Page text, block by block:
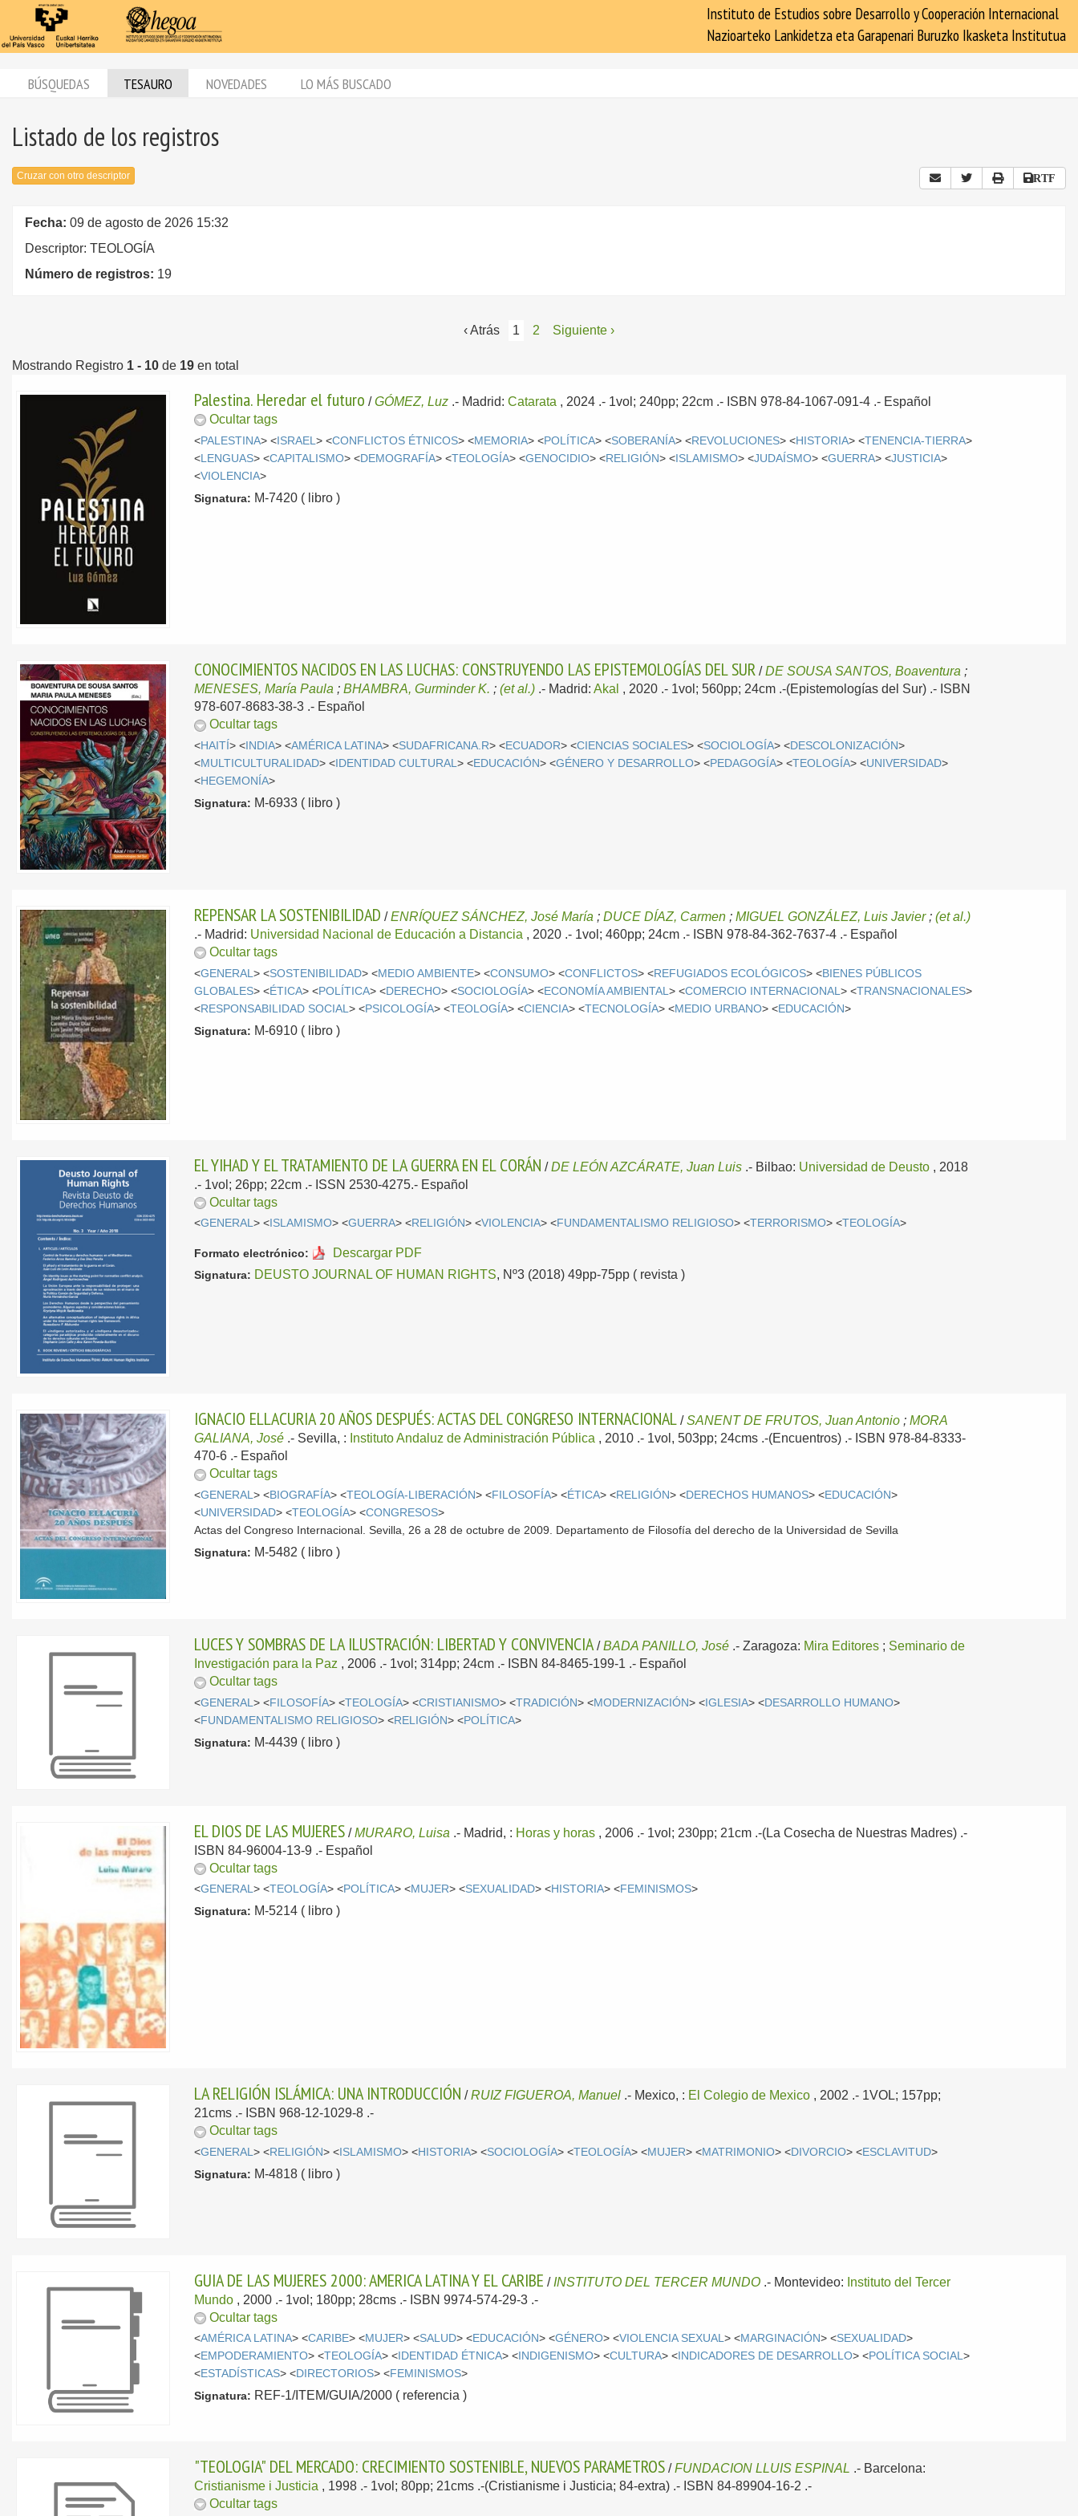
Instituto de Estudios sobre Desarrollo y Cooperación Internacional
Nazioarteko Lankidetza eta Garapenari Buruzko Ikasketa Institutua
BÚSQUEDAS TESAURO NOVEDADES LO MÁS BUSCADO
Listado de los registros
Cruzar con otro descriptor RTF
Fecha: 09 de agosto de 2026 15:32
Descriptor: TEOLOGÍA
Número de registros: 19
‹ Atrás 1 2 Siguiente ›
Mostrando Registro 1 - 10 de 19 en total
Palestina. Heredar el futuro /GÓMEZ, Luz .- Madrid:Catarata , 2024 .- 1vol; 240pp; 22cm .- ISBN 978-84-1067-091-4 .- Español
Ocultar tags
<PALESTINA> <ISRAEL> <CONFLICTOS ÉTNICOS> <MEMORIA> <POLÍTICA> <SOBERANÍA> <REVOLUCIONES> <HISTORIA> <TENENCIA-TIERRA>
<LENGUAS> <CAPITALISMO> <DEMOGRAFÍA> <TEOLOGÍA> <GENOCIDIO> <RELIGIÓN> <ISLAMISMO> <JUDAÍSMO> <GUERRA> <JUSTICIA>
<VIOLENCIA>
Signatura: M-7420 ( libro )
CONOCIMIENTOS NACIDOS EN LAS LUCHAS: CONSTRUYENDO LAS EPISTEMOLOGÍAS DEL SUR /DE SOUSA SANTOS, Boaventura ;
MENESES, María Paula ;BHAMBRA, Gurminder K. ;(et al.) .- Madrid:Akal , 2020 .- 1vol; 560pp; 24cm .-(Epistemologías del Sur) .- ISBN
978-607-8683-38-3 .- Español
Ocultar tags
<HAITÍ> < INDIA> <AMÉRICA LATINA> <SUDAFRICANA.R> <ECUADOR> <CIENCIAS SOCIALES> <SOCIOLOGÍA> <DESCOLONIZACIÓN>
<MULTICULTURALIDAD> < IDENTIDAD CULTURAL> <EDUCACIÓN> <GÉNERO Y DESARROLLO> <PEDAGOGÍA> <TEOLOGÍA> <UNIVERSIDAD>
<HEGEMONÍA>
Signatura: M-6933 ( libro )
REPENSAR LA SOSTENIBILIDAD /ENRÍQUEZ SÁNCHEZ, José María ;DUCE DÍAZ, Carmen ;MIGUEL GONZÁLEZ, Luis Javier;(et al.)
.- Madrid: Universidad Nacional de Educación a Distancia , 2020 .- 1vol; 460pp; 24cm .- ISBN 978-84-362-7637-4 .- Español
Ocultar tags
<GENERAL> <SOSTENIBILIDAD> <MEDIO AMBIENTE> <CONSUMO> <CONFLICTOS> <REFUGIADOS ECOLÓGICOS> <BIENES PÚBLICOS
GLOBALES> <ÉTICA> <POLÍTICA> <DERECHO> <SOCIOLOGÍA> <ECONOMÍA AMBIENTAL> <COMERCIO INTERNACIONAL> <TRANSNACIONALES>
<RESPONSABILIDAD SOCIAL> <PSICOLOGÍA> <TEOLOGÍA> <CIENCIA> <TECNOLOGÍA> <MEDIO URBANO> <EDUCACIÓN>
Signatura: M-6910 ( libro )
EL YIHAD Y EL TRATAMIENTO DE LA GUERRA EN EL CORÁN /DE LEÓN AZCÁRATE, Juan Luis .- Bilbao: Universidad de Deusto , 2018
.- 1vol; 26pp; 22cm .- ISSN 2530-4275.- Español
Ocultar tags
<GENERAL> < ISLAMISMO> <GUERRA> <RELIGIÓN> <VIOLENCIA> <FUNDAMENTALISMO RELIGIOSO> <TERRORISMO> <TEOLOGÍA>
Formato electrónico: Descargar PDF
Signatura: DEUSTO JOURNAL OF HUMAN RIGHTS, Nº3 (2018) 49pp-75pp ( revista )
IGNACIO ELLACURIA 20 AÑOS DESPUÉS: ACTAS DEL CONGRESO INTERNACIONAL /SANENT DE FRUTOS, Juan Antonio ;MORA
GALIANA, José .- Sevilla, : Instituto Andaluz de Administración Pública , 2010 .- 1vol, 503pp; 24cms .-(Encuentros) .- ISBN 978-84-8333-
470-6 .- Español
Ocultar tags
<GENERAL> <BIOGRAFÍA> <TEOLOGÍA-LIBERACIÓN> <FILOSOFÍA> <ÉTICA> <RELIGIÓN> <DERECHOS HUMANOS> <EDUCACIÓN>
<UNIVERSIDAD> <TEOLOGÍA> <CONGRESOS>
Actas del Congreso Internacional. Sevilla, 26 a 28 de octubre de 2009. Departamento de Filosofía del derecho de la Universidad de Sevilla
Signatura: M-5482 ( libro )
LUCES Y SOMBRAS DE LA ILUSTRACIÓN: LIBERTAD Y CONVIVENCIA /BADA PANILLO, José .-Zaragoza: Mira Editores ; Seminario de
Investigación para la Paz , 2006 .- 1vol; 314pp; 24cm .- ISBN 84-8465-199-1 .- Español
Ocultar tags
<GENERAL> <FILOSOFÍA> <TEOLOGÍA> <CRISTIANISMO> <TRADICIÓN> <MODERNIZACIÓN> < IGLESIA> <DESARROLLO HUMANO>
<FUNDAMENTALISMO RELIGIOSO> <RELIGIÓN> <POLÍTICA>
Signatura: M-4439 ( libro )
EL DIOS DE LAS MUJERES /MURARO, Luisa .- Madrid, : Horas y horas , 2006 .- 1vol; 230pp; 21cm .-(La Cosecha de Nuestras Madres) .-
ISBN 84-96004-13-9 .- Español
Ocultar tags
<GENERAL> <TEOLOGÍA> <POLÍTICA> <MUJER> <SEXUALIDAD> <HISTORIA> <FEMINISMOS>
Signatura: M-5214 ( libro )
LA RELIGIÓN ISLÁMICA: UNA INTRODUCCIÓN /RUIZ FIGUEROA, Manuel .- Mexico, : El Colegio de Mexico , 2002 .- 1VOL; 157pp;
21cms .- ISBN 968-12-1029-8 .-
Ocultar tags
<GENERAL> <RELIGIÓN> < ISLAMISMO> <HISTORIA> <SOCIOLOGÍA> <TEOLOGÍA> <MUJER> <MATRIMONIO> <DIVORCIO> <ESCLAVITUD>
Signatura: M-4818 ( libro )
GUIA DE LAS MUJERES 2000: AMERICA LATINA Y EL CARIBE / INSTITUTO DEL TERCER MUNDO .- Montevideo: Instituto del Tercer
Mundo , 2000 .- 1vol; 180pp; 28cms .- ISBN 9974-574-29-3 .-
Ocultar tags
<AMÉRICA LATINA> <CARIBE> <MUJER> <SALUD> <EDUCACIÓN> <GÉNERO> <VIOLENCIA SEXUAL> <MARGINACIÓN> <SEXUALIDAD>
<EMPODERAMIENTO> <TEOLOGÍA> < IDENTIDAD ÉTNICA> < INDIGENISMO> <CULTURA> < INDICADORES DE DESARROLLO> <POLÍTICA SOCIAL>
<ESTADÍSTICAS> <DIRECTORIOS> <FEMINISMOS>
Signatura: REF-1/ITEM/GUIA/2000 ( referencia )
"TEOLOGIA" DEL MERCADO: CRECIMIENTO SOSTENIBLE, NUEVOS PARAMETROS /FUNDACION LLUIS ESPINAL .- Barcelona:
Cristianisme i Justicia , 1998 .- 1vol; 80pp; 21cms .-(Cristianisme i Justicia; 84-extra) .- ISBN 84-89904-16-2 .-
Ocultar tags